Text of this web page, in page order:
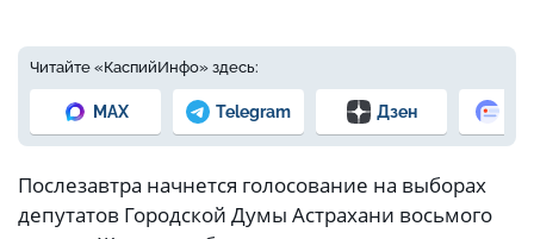
Читайте «КаспийИнфо» здесь:
MAX Telegram Дзен
Послезавтра начнется голосование на выборах
депутатов Городской Думы Астрахани восьмого